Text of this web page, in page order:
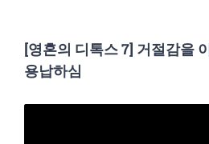
[영혼의 디톡스 7] 거절감을
용납하심